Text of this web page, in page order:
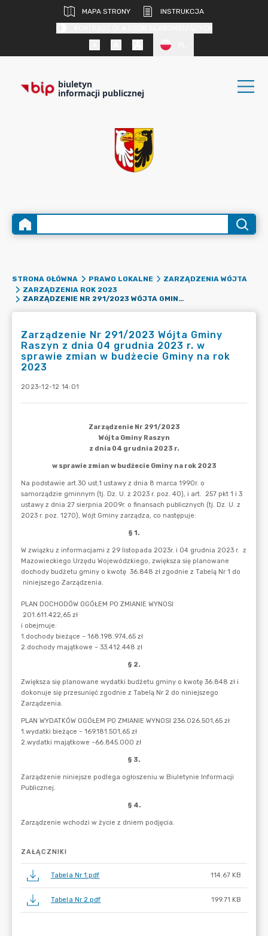
MAPA STRONY
INSTRUKCJA
biuletyn
informacji publicznej
STRONA GŁÓWNA PRAWO LOKALNE
ZARZĄDZENIA WÓJTA
ZARZĄDZENIA ROK 2023
ZARZĄDZENIE NR 291/2023 WÓJTA GMINY RASZYN Z DNIA 04 GRUDNIA 2023 R. W SPRAWIE ZMIAN W BUDŻECIE GMINY NA ROK 2023
Zarządzenie Nr 291/2023 Wójta Gminy
Raszyn z dnia 04 grudnia 2023 r. w
sprawie zmian w budżecie Gminy na rok
2023
2023-12-12 14:01
ZAŁĄCZNIKI
Tabela Nr 1.pdf 114.67 KB
Tabela Nr 2.pdf 199.71 KB